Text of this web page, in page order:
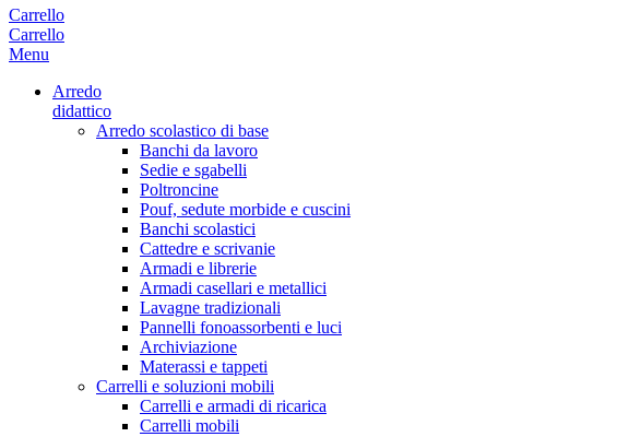
Carrello
Carrello
Menu
Arredo
didattico
Arredo scolastico di base
Banchi da lavoro
Sedie e sgabelli
Poltroncine
Pouf, sedute morbide e cuscini
Banchi scolastici
Cattedre e scrivanie
Armadi e librerie
Armadi casellari e metallici
Lavagne tradizionali
Pannelli fonoassorbenti e luci
Archiviazione
Materassi e tappeti
Carrelli e soluzioni mobili
Carrelli e armadi di ricarica
Carrelli mobili